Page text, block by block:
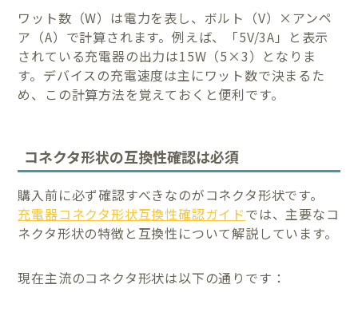
ワット数（W）は電力を表し、ボルト（V）×アンペ
ア（A）で計算されます。例えば、「5V/3A」と表示
されている充電器の出力は15W（5×3）となりま
す。デバイスの充電速度は主にワット数で決まるた
め、この計算方法を覚えておくと便利です。
コネクタ形状の互換性確認は必須
購入前に必ず確認すべきなのがコネクタ形状です。
充電器コネクタ形状互換性確認ガイドでは、主要なコ
ネクタ形状の特徴と互換性について解説しています。
現在主流のコネクタ形状は以下の通りです：